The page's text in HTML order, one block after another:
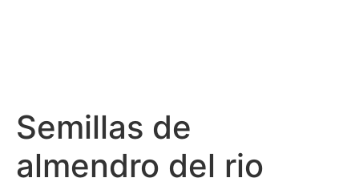
Semillas de
almendro del rio